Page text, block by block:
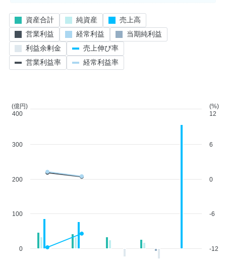
0
100
200
300
(億円)
400
-12
-6
0
6
(%)
12
資産合計 純資産
売上高
営業利益
経常利益
当期純利益
利益余剰金
売上伸び率
営業利益率
経常利益率